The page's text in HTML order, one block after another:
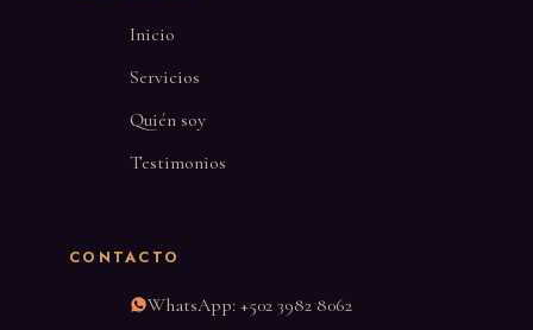
Inicio
Servicios
Quién soy
Testimonios
CONTACTO
WhatsApp: +502 3982 8062